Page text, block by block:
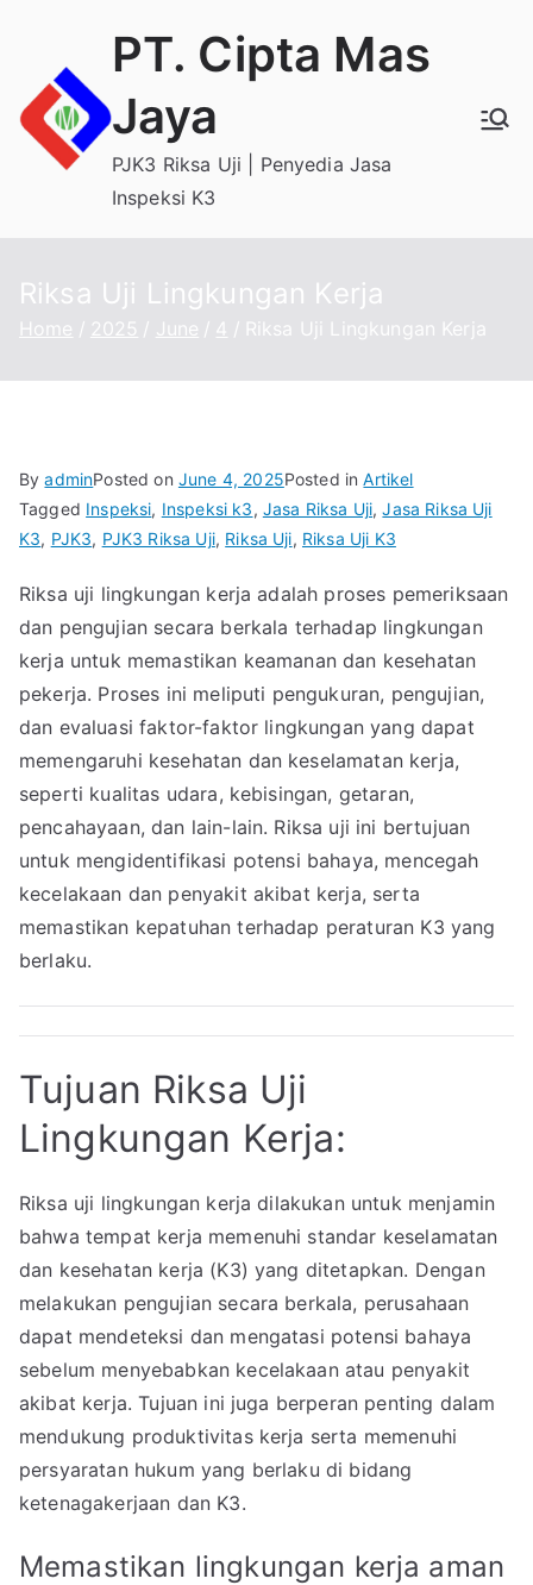
content
PT. Cipta Mas
Jaya
PJK3 Riksa Uji | Penyedia Jasa
Inspeksi K3
Riksa Uji Lingkungan Kerja
Home 2025 June 4 Riksa Uji Lingkungan Kerja
ByadminPosted on June 4, 2025Posted inArtikel
Tagged Inspeksi, Inspeksi k3, Jasa Riksa Uji,Jasa Riksa Uji
K3, PJK3, PJK3 Riksa Uji, Riksa Uji, Riksa Uji K3
Riksa uji lingkungan kerja adalah proses pemeriksaan
dan pengujian secara berkala terhadap lingkungan
kerja untuk memastikan keamanan dan kesehatan
pekerja. Proses ini meliputi pengukuran, pengujian,
dan evaluasi faktor-faktor lingkungan yang dapat
memengaruhi kesehatan dan keselamatan kerja,
seperti kualitas udara, kebisingan, getaran,
pencahayaan, dan lain-lain. Riksa uji ini bertujuan
untuk mengidentifikasi potensi bahaya, mencegah
kecelakaan dan penyakit akibat kerja, serta
memastikan kepatuhan terhadap peraturan K3 yang
berlaku.
Tujuan Riksa Uji
Lingkungan Kerja:
Riksa uji lingkungan kerja dilakukan untuk menjamin
bahwa tempat kerja memenuhi standar keselamatan
dan kesehatan kerja (K3) yang ditetapkan. Dengan
melakukan pengujian secara berkala, perusahaan
dapat mendeteksi dan mengatasi potensi bahaya
sebelum menyebabkan kecelakaan atau penyakit
akibat kerja. Tujuan ini juga berperan penting dalam
mendukung produktivitas kerja serta memenuhi
persyaratan hukum yang berlaku di bidang
ketenagakerjaan dan K3.
Memastikan lingkungan kerja aman